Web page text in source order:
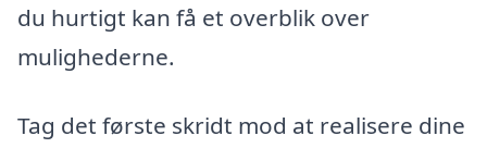
du hurtigt kan få et overblik over
mulighederne.
Tag det første skridt mod at realisere dine